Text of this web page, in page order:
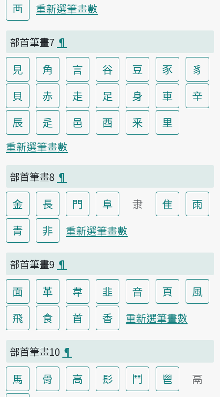
襾
重新選筆畫數
部首筆畫7 ¶
見 角 言 谷 豆 豕
豸
貝
赤 走 足 身 車
辛
辰
辵 邑 酉 釆 里
重新選筆畫數
部首筆畫8 ¶
金 長 門 阜 隶 隹
雨
青
非 重新選筆畫數
部首筆畫9 ¶
面 革 韋 韭 音 頁
風
飛
食 首 香 重新選筆畫數
部首筆畫10 ¶
馬 骨 高 髟 鬥 鬯
鬲